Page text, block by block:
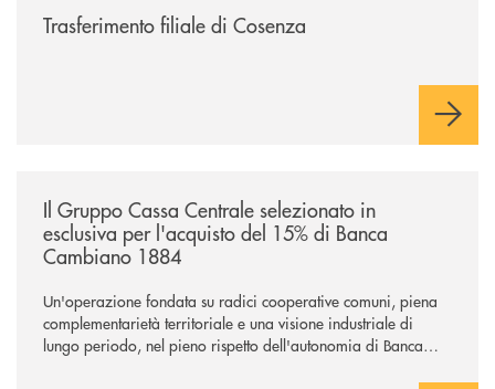
Trasferimento filiale di Cosenza
Il Gruppo Cassa Centrale selezionato in
esclusiva per l'acquisto del 15% di Banca
Cambiano 1884
Un'operazione fondata su radici cooperative comuni, piena
complementarietà territoriale e una visione industriale di
lungo periodo, nel pieno rispetto dell'autonomia di Banca